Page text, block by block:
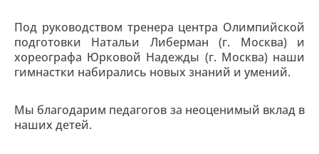
Под руководством тренера центра Олимпийской
подготовки Натальи Либерман (г. Москва) и
хореографа Юрковой Надежды (г. Москва) наши
гимнастки набирались новых знаний и умений.
Мы благодарим педагогов за неоценимый вклад в
наших детей.